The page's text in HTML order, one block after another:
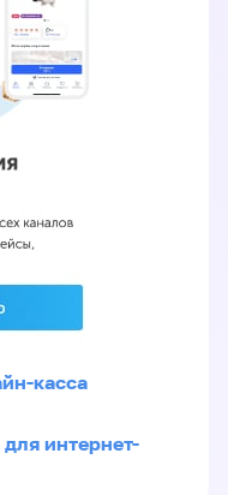
касса
для интернет-